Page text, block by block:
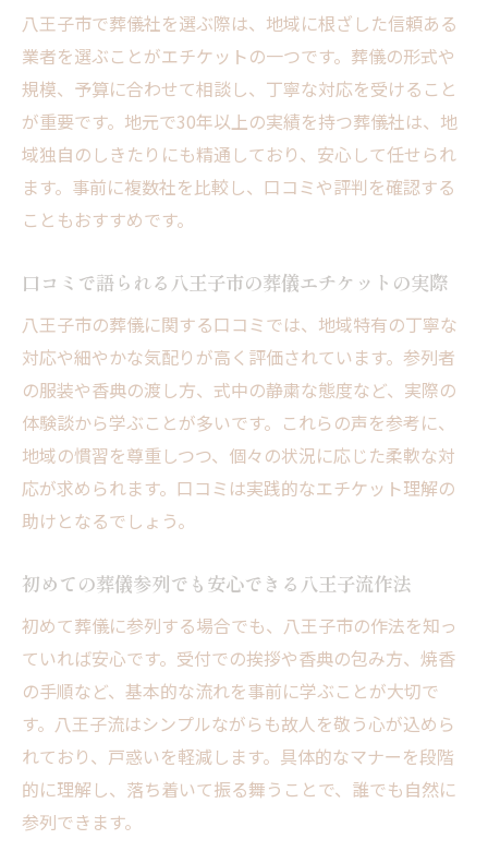
少人数葬儀に最適な八王子のエチケット実
践例
八王子家族葬で気を付けたい配慮とマナー
口コミで分かる八王子市家族葬のエチケッ
ト事情
八王子市で安心できる家族葬の作法と心得
家族葬専門葬儀社が語る八王子流エチケッ
八王子市の葬儀で重視される作法とは
八王子市葬儀における大切な作法と行動指
針
地域独自のしきたりを守る八王子葬儀のコ
ツ
葬儀社が伝える八王子市の作法とエチケッ
回答
八王子市で役立つ実践的な葬儀マナー集
安心して実践できる八王子葬儀の重要な作
法
現代の八王子葬儀における新しい常識
八王子市葬儀の新常識と現代マナーの変化
今どきの八王子葬儀で主流となる作法とは
口コミでわかる八王子市現代葬儀のポイン
八王子市で葬儀社を選ぶ際は、地域に根ざした信頼ある
業者を選ぶことがエチケットの一つです。葬儀の形式や
規模、予算に合わせて相談し、丁寧な対応を受けること
が重要です。地元で30年以上の実績を持つ葬儀社は、地
域独自のしきたりにも精通しており、安心して任せられ
ます。事前に複数社を比較し、口コミや評判を確認する
こともおすすめです。
口コミで語られる八王子市の葬儀エチケットの実際
八王子市の葬儀に関する口コミでは、地域特有の丁寧な
対応や細やかな気配りが高く評価されています。参列者
の服装や香典の渡し方、式中の静粛な態度など、実際の
体験談から学ぶことが多いです。これらの声を参考に、
地域の慣習を尊重しつつ、個々の状況に応じた柔軟な対
応が求められます。口コミは実践的なエチケット理解の
助けとなるでしょう。
初めての葬儀参列でも安心できる八王子流作法
初めて葬儀に参列する場合でも、八王子市の作法を知っ
ていれば安心です。受付での挨拶や香典の包み方、焼香
の手順など、基本的な流れを事前に学ぶことが大切で
す。八王子流はシンプルながらも故人を敬う心が込めら
れており、戸惑いを軽減します。具体的なマナーを段階
的に理解し、落ち着いて振る舞うことで、誰でも自然に
参列できます。